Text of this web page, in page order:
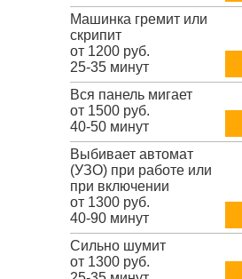
Машинка гремит или
скрипит
от 1200 руб.
25-35 минут
Вся панель мигает
от 1500 руб.
40-50 минут
Выбивает автомат
(УЗО) при работе или
при включении
от 1300 руб.
40-90 минут
Сильно шумит
от 1300 руб.